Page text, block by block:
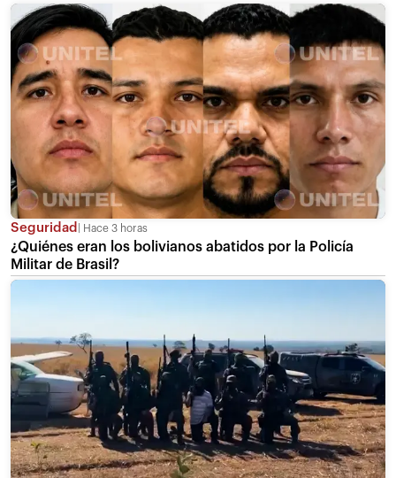
Seguridad Hace 3 horas
¿Quiénes eran los bolivianos abatidos por la Policía
Militar de Brasil?